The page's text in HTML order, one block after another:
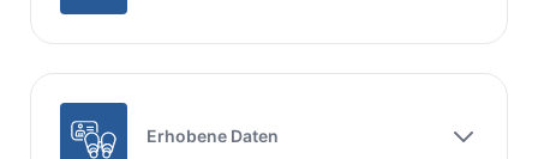
Erhobene Daten